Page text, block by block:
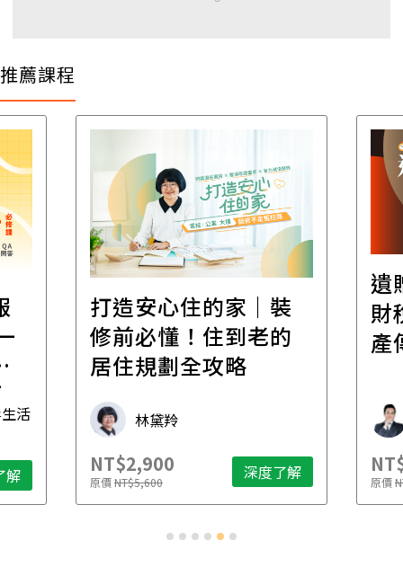
推薦課程
活
解
打造安心住的家｜裝
修前必懂！住到老的
居住規劃全攻略
林黛羚
NT$2,900
原價NT$5,600 深度了解
遺
財
產
原價